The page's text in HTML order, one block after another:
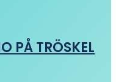
PÅ TRÖSKEL